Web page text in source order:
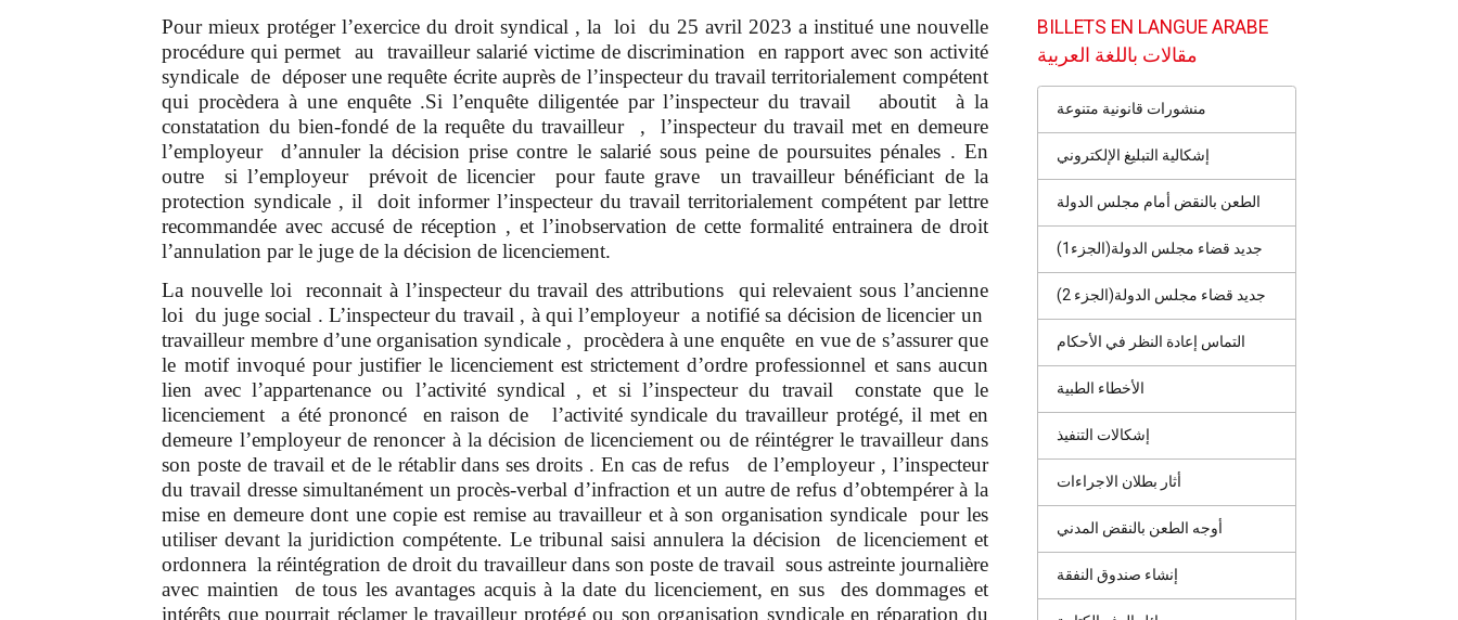
Pour mieux protéger l’exercice du droit syndical , la loi du 25 avril 2023 a institué une nouvelle
procédure qui permet au travailleur salarié victime de discrimination en rapport avec son activité
syndicale de déposer une requête écrite auprès de l’inspecteur du travail territorialement compétent
qui procèdera à une enquête .Si l’enquête diligentée par l’inspecteur du travail aboutit à la
constatation du bien-fondé de la requête du travailleur , l’inspecteur du travail met en demeure
l’employeur d’annuler la décision prise contre le salarié sous peine de poursuites pénales . En
outre si l’employeur prévoit de licencier pour faute grave un travailleur bénéficiant de la
protection syndicale , il doit informer l’inspecteur du travail territorialement compétent par lettre
recommandée avec accusé de réception , et l’inobservation de cette formalité entrainera de droit
l’annulation par le juge de la décision de licenciement.
La nouvelle loi reconnait à l’inspecteur du travail des attributions qui relevaient sous l’ancienne
loi du juge social . L’inspecteur du travail , à qui l’employeur a notifié sa décision de licencier un
travailleur membre d’une organisation syndicale , procèdera à une enquête en vue de s’assurer que
le motif invoqué pour justifier le licenciement est strictement d’ordre professionnel et sans aucun
lien avec l’appartenance ou l’activité syndical , et si l’inspecteur du travail constate que le
licenciement a été prononcé en raison de l’activité syndicale du travailleur protégé, il met en
demeure l’employeur de renoncer à la décision de licenciement ou de réintégrer le travailleur dans
son poste de travail et de le rétablir dans ses droits . En cas de refus de l’employeur , l’inspecteur
du travail dresse simultanément un procès-verbal d’infraction et un autre de refus d’obtempérer à la
mise en demeure dont une copie est remise au travailleur et à son organisation syndicale pour les
utiliser devant la juridiction compétente. Le tribunal saisi annulera la décision de licenciement et
ordonnera la réintégration de droit du travailleur dans son poste de travail sous astreinte journalière
avec maintien de tous les avantages acquis à la date du licenciement, en sus des dommages et
intérêts que pourrait réclamer le travailleur protégé ou son organisation syndicale en réparation du
BILLETS EN LANGUE ARABE
مقالات باللغة العربية
منشورات قانونية متنوعة
إشكالية التبليغ الإلكتروني
الطعن بالنقض أمام مجلس الدولة
جديد قضاء مجلس الدولة(الجزء1)
جديد قضاء مجلس الدولة(الجزء 2)
التماس إعادة النظر في الأحكام
الأخطاء الطبية
إشكالات التنفيذ
أثار بطلان الاجراءات
أوجه الطعن بالنقض المدني
إنشاء صندوق النفقة